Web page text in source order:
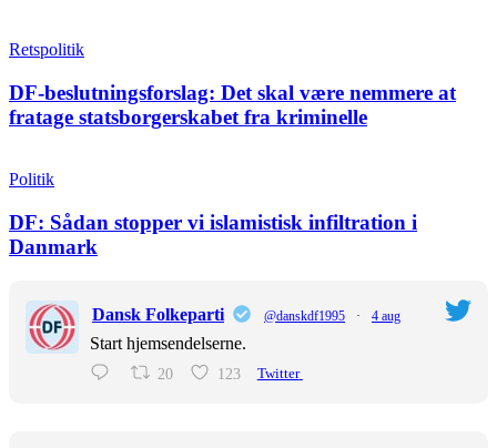
Retspolitik
DF-beslutningsforslag: Det skal være nemmere at
fratage statsborgerskabet fra kriminelle
Politik
DF: Sådan stopper vi islamistisk infiltration i
Danmark
Dansk Folkeparti @danskdf1995 · 4 aug
Start hjemsendelserne.
20 123 Twitter